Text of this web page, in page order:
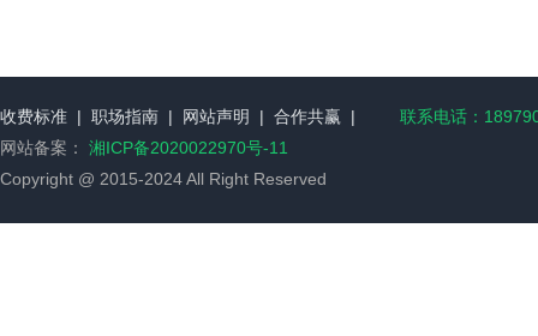
收费标准 | 职场指南 | 网站声明 | 合作共赢 |
联系电话：
网站备案： 湘ICP备2020022970号-11
Copyright @ 2015-2024 All Right Reserved